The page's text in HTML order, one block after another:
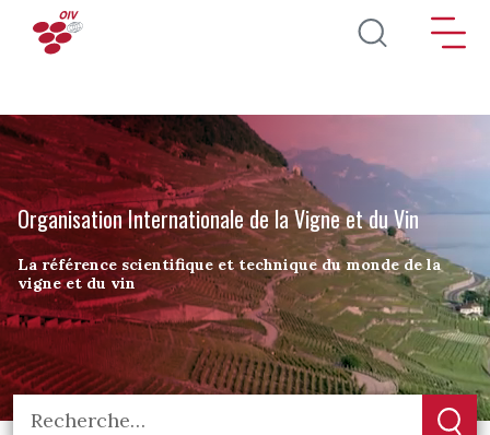
Aller au contenu principal
Organisation Internationale de la Vigne et du Vin
La référence scientifique et technique du monde de la
vigne et du vin